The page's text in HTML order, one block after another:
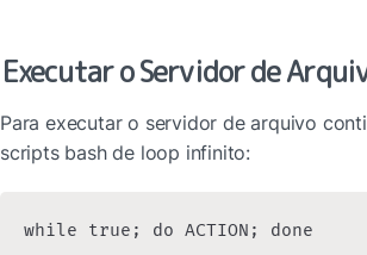
Executar o Servidor de
Para executar o servidor de arquivo
scripts bash de loop infinito:
while true; do ACTION; done